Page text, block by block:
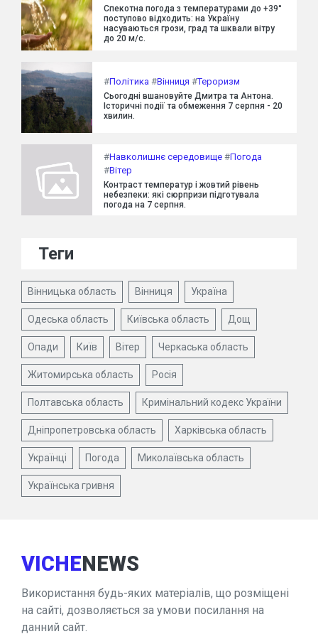
Спекотна погода з температурами до +39°
поступово відходить: на Україну
насуваються грози, град та шквали вітру
до 20 м/с.
#Політика #Вінниця #Тероризм
Сьогодні вшановуйте Дмитра та Антона.
Історичні події та обмеження 7 серпня - 20
хвилин.
#Навколишнє середовище #Погода
#Вітер
Контраст температур і жовтий рівень
небезпеки: які сюрпризи підготувала
погода на 7 серпня.
Теги
Вінницька область Вінниця Україна
Одеська область Київська область Дощ
Опади Київ Вітер Черкаська область
Житомирська область Росія
Полтавська область Кримінальний кодекс України
Дніпропетровська область Харківська область
Українці Погода Миколаївська область
Українська гривня
VICHENEWS
Використання будь-яких матеріалів, що розміщені
на сайті, дозволяється за умови посилання на
данний сайт.